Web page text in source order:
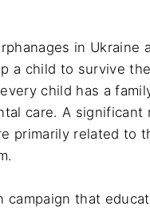
in Ukraine
a child to survive
child has a
care. A
primarily related to
that